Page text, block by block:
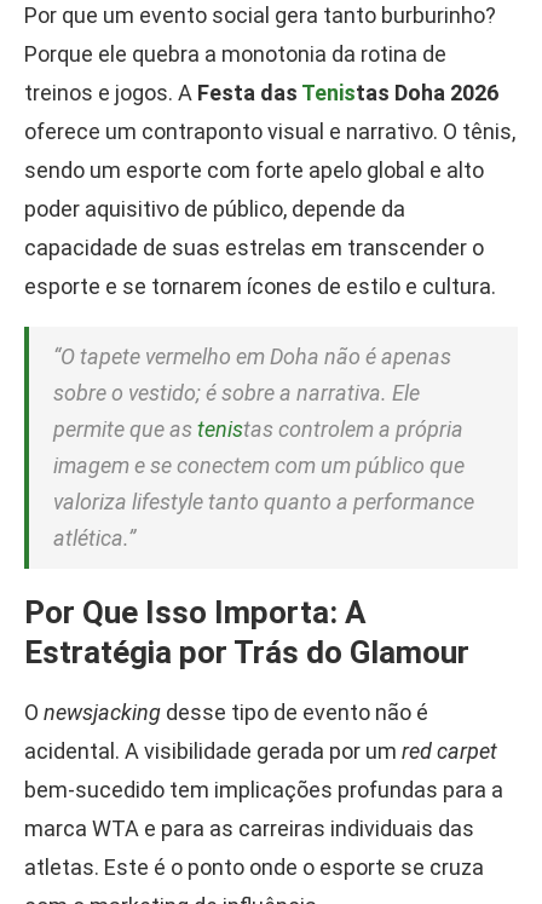
Por que um evento social gera tanto burburinho?
Porque ele quebra a monotonia da rotina de
treinos e jogos. A Festa das Tenistas Doha 2026
oferece um contraponto visual e narrativo. O tênis,
sendo um esporte com forte apelo global e alto
poder aquisitivo de público, depende da
capacidade de suas estrelas em transcender o
esporte e se tornarem ícones de estilo e cultura.
“O tapete vermelho em Doha não é apenas
sobre o vestido; é sobre a narrativa. Ele
permite que as tenistas controlem a própria
imagem e se conectem com um público que
valoriza lifestyle tanto quanto a performance
atlética.”
Por Que Isso Importa: A
Estratégia por Trás do Glamour
O newsjacking desse tipo de evento não é
acidental. A visibilidade gerada por um red carpet
bem-sucedido tem implicações profundas para a
marca WTA e para as carreiras individuais das
atletas. Este é o ponto onde o esporte se cruza